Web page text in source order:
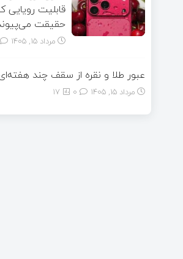
قابلیت رویایی
حقیقت
مرداد ۱۵, ۱۴۰۵
عبور طلا و نقره از سقف چند
مرداد ۱۵, ۱۴۰۵ 17